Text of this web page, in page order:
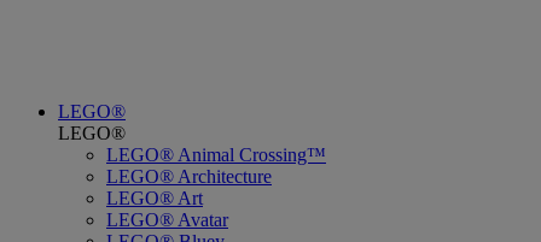
LEGO®
LEGO®
LEGO® Animal Crossing™
LEGO® Architecture
LEGO® Art
LEGO® Avatar